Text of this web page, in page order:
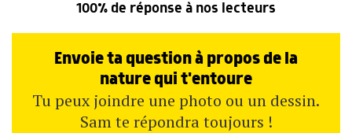
100% de réponse à nos lecteurs
Envoie ta question à propos de la
nature qui t'entoure
Tu peux joindre une photo ou un dessin.
Sam te répondra toujours !